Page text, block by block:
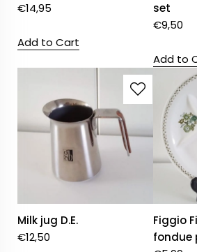
€14,95
Add to Cart
set
€9,50
Add to
Milk jug D.E.
€12,50
Figgio
fondue